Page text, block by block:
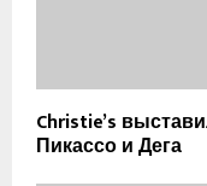
Christie’s
Пикассо и Дега